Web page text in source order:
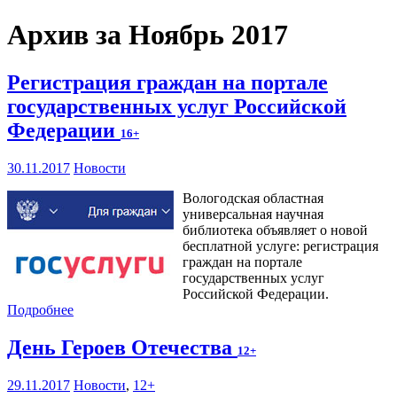
Архив за Ноябрь 2017
Регистрация граждан на портале
государственных услуг Российской
Федерации 16+
30.11.2017 Новости
Вологодская областная
универсальная научная
библиотека объявляет о новой
бесплатной услуге: регистрация
граждан на портале
государственных услуг
Российской Федерации.
Подробнее
День Героев Отечества 12+
29.11.2017 Новости, 12+